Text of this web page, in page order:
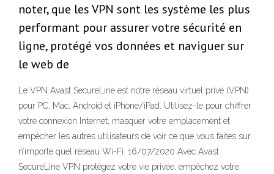
noter, que les VPN sont les système les plus
performant pour assurer votre sécurité en
ligne, protégé vos données et naviguer sur
le web de
Le VPN Avast SecureLine est notre réseau virtuel privé (VPN)
pour PC, Mac, Android et iPhone/iPad. Utilisez-le pour chiffrer
votre connexion Internet, masquer votre emplacement et
empêcher les autres utilisateurs de voir ce que vous faites sur
n’importe quel réseau Wi-Fi. 16/07/2020 Avec Avast
SecureLine VPN protégez votre vie privée, empêchez votre